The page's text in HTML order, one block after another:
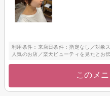
利用条件：来店日条件：指定なし／対象
人気のお店／楽天ビューティを見たとお
このメ